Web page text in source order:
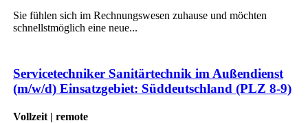
Sie fühlen sich im Rechnungswesen zuhause und möchten
schnellstmöglich eine neue...
Servicetechniker Sanitärtechnik im Außendienst
(m/w/d) Einsatzgebiet: Süddeutschland (PLZ 8-9)
Vollzeit | remote